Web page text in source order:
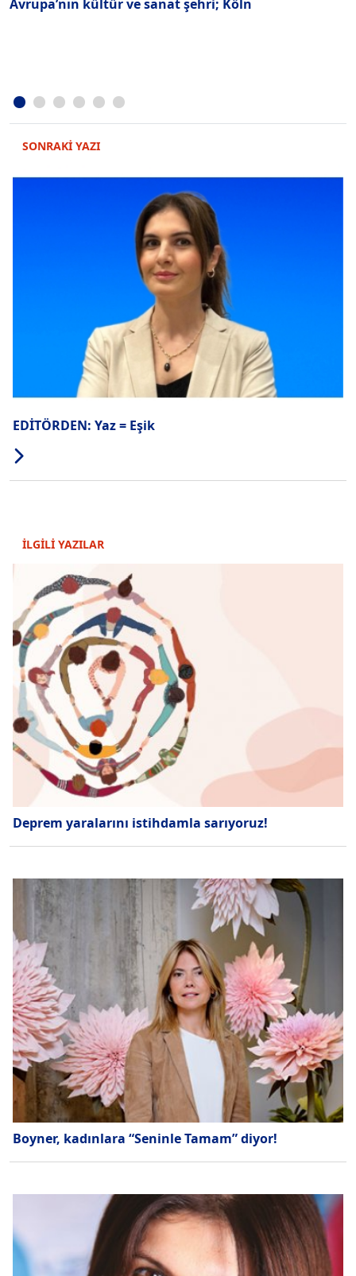
Avrupa’nın kültür ve sanat şehri; Köln
SONRAKİ YAZI
EDİTÖRDEN: Yaz = Eşik
İLGİLİ YAZILAR
Deprem yaralarını istihdamla sarıyoruz!
Boyner, kadınlara “Seninle Tamam” diyor!